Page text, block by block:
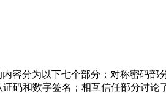
容分为以下七个部分：对称密码
证码和数字签名；相互信任部分讨论